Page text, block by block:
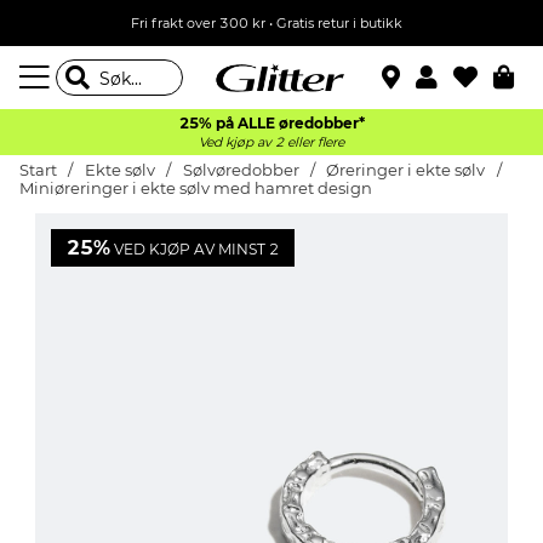
Fri frakt over 300 kr • Gratis retur i butikk
25% på ALLE øredobber*
Ved kjøp av 2 eller flere
Start Ekte sølv Sølvøredobber
Øreringer i ekte sølv
Miniøreringer i ekte sølv med hamret design
25% VED KJØP AV MINST 2